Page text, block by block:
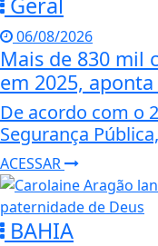
06/08/2026
Mais de 830 mil
em 2025,
De acordo com o
Segurança
ACESSAR
BAHIA